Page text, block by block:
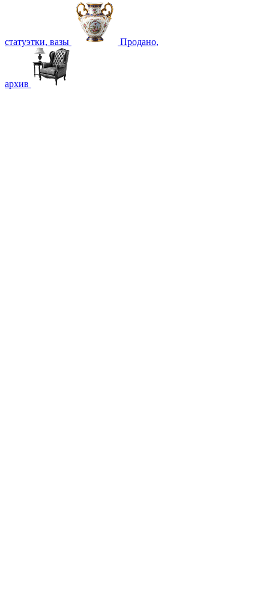
статуэтки, вазы Продано,
архив